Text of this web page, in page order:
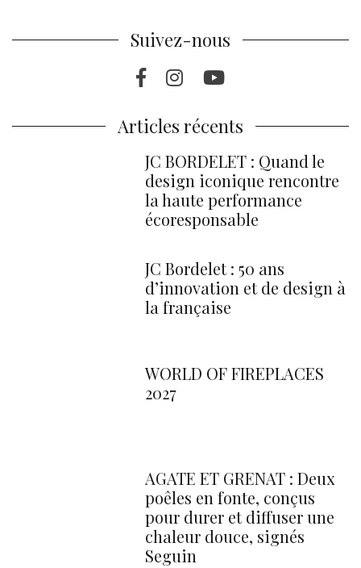
Suivez-nous
Facebook
Instragram
Youtube
Articles récents
JC BORDELET : Quand le
design iconique rencontre
la haute performance
écoresponsable
JC Bordelet : 50 ans
d’innovation et de design à
la française
WORLD OF FIREPLACES
2027
AGATE ET GRENAT : Deux
poêles en fonte, conçus
pour durer et diffuser une
chaleur douce, signés
Seguin